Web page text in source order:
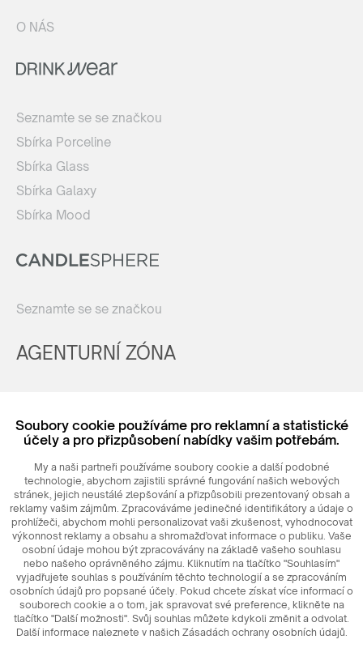
O NÁS
Seznamte se se značkou
Sbírka Porceline
Sbírka Glass
Sbírka Galaxy
Sbírka Mood
Seznamte se se značkou
AGENTURNÍ ZÓNA
Login
© 2026MAXIM Ceramics Sp. z o. o.
Soubory cookie používáme pro reklamní a statistické
účely a pro přizpůsobení nabídky vašim potřebám.
My a naši partneři používáme soubory cookie a další podobné
technologie, abychom zajistili správné fungování našich webových
stránek, jejich neustálé zlepšování a přizpůsobili prezentovaný obsah a
reklamy vašim zájmům. Zpracováváme jedinečné identifikátory a údaje o
prohlížeči, abychom mohli personalizovat vaši zkušenost, vyhodnocovat
výkonnost reklamy a obsahu a shromažďovat informace o publiku. Vaše
osobní údaje mohou být zpracovávány na základě vašeho souhlasu
nebo našeho oprávněného zájmu. Kliknutím na tlačítko "Souhlasím"
vyjadřujete souhlas s používáním těchto technologií a se zpracováním
osobních údajů pro popsané účely. Pokud chcete získat více informací o
souborech cookie a o tom, jak spravovat své preference, klikněte na
tlačítko "Další možnosti". Svůj souhlas můžete kdykoli změnit a odvolat.
Další informace naleznete v našich Zásadách ochrany osobních údajů.